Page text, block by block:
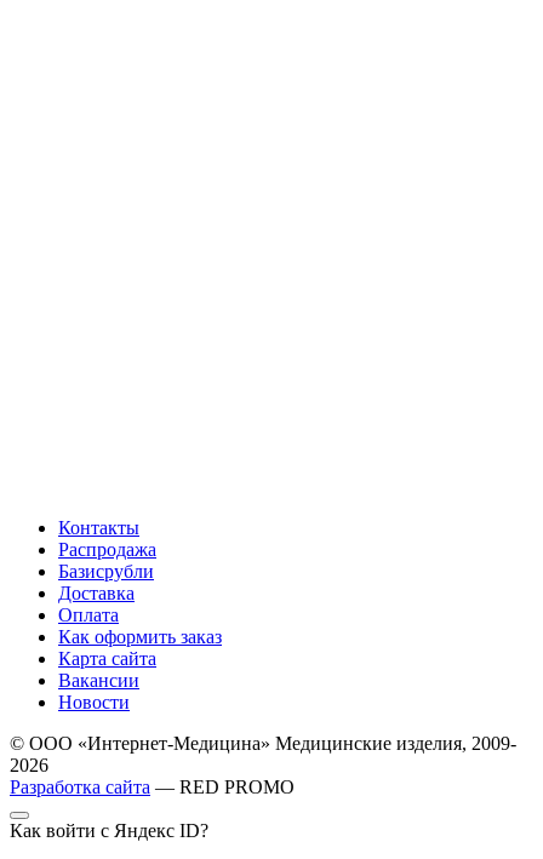
Контакты
Распродажа
Базисрубли
Доставка
Оплата
Как оформить заказ
Карта сайта
Вакансии
Новости
© ООО «Интернет-Медицина» Медицинские изделия, 2009-
2026
Разработка сайта — RED PROMO
Как войти с Яндекс ID?